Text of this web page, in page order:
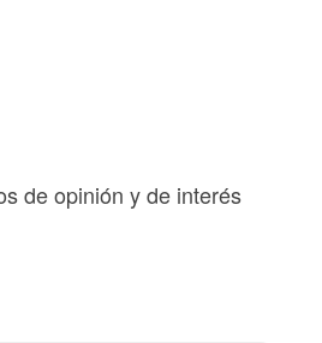
de opinión y de interés